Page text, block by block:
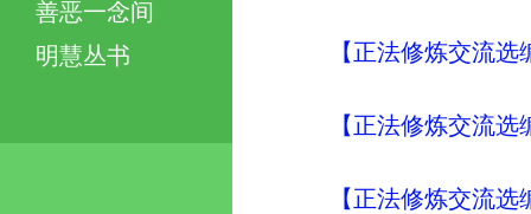
善恶一念间
明慧丛书
【正法修炼交流
【正法修炼交流
【正法修炼交流